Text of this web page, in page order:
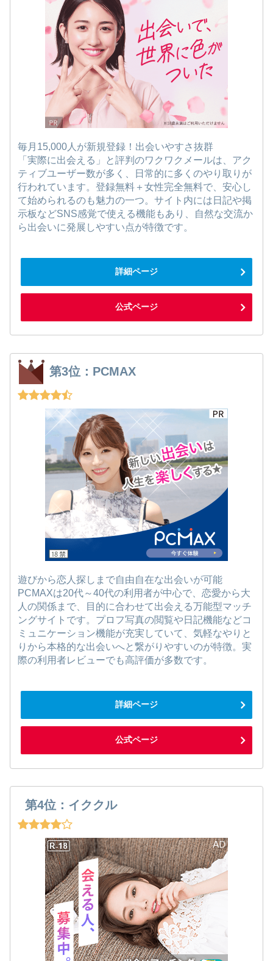
毎月15,000人が新規登録！出会いやすさ抜群
「実際に出会える」と評判のワクワクメールは、アク
ティブユーザー数が多く、日常的に多くのやり取りが
行われています。登録無料＋女性完全無料で、安心し
て始められるのも魅力の一つ。サイト内には日記や掲
示板などSNS感覚で使える機能もあり、自然な交流か
ら出会いに発展しやすい点が特徴です。
詳細ページ
公式ページ
第3位：PCMAX
遊びから恋人探しまで自由自在な出会いが可能
PCMAXは20代～40代の利用者が中心で、恋愛から大
人の関係まで、目的に合わせて出会える万能型マッチ
ングサイトです。プロフ写真の閲覧や日記機能などコ
ミュニケーション機能が充実していて、気軽なやりと
りから本格的な出会いへと繋がりやすいのが特徴。実
際の利用者レビューでも高評価が多数です。
詳細ページ
公式ページ
第4位：イククル